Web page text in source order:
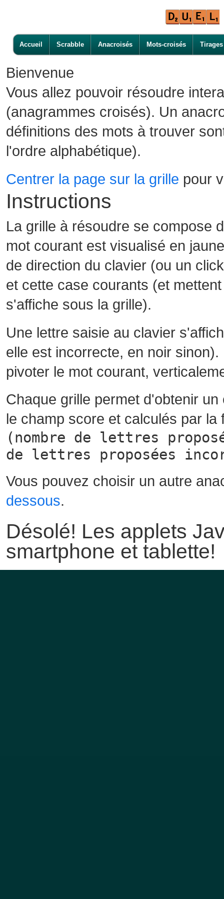
Accueil Scrabble Anacroisés Mots-croisés Tirages
Bienvenue
Vous allez pouvoir résoudre
(anagrammes croisés). Un
définitions des mots à trouver
l'ordre alphabétique).
Centrer la page sur la grille pour
Instructions
La grille à résoudre se compose
mot courant est visualisé en
de direction du clavier (ou un
et cette case courants (et
s'affiche sous la grille).
Une lettre saisie au clavier
elle est incorrecte, en noir
pivoter le mot courant,
Chaque grille permet d'obtenir
le champ score et calculés par la
(nombre de lettres
de lettres proposées
Vous pouvez choisir un autre
dessous.
Désolé! Les applets
smartphone et tablette!